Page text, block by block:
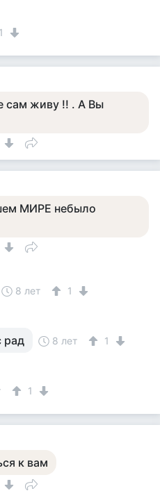
1
сам живу !! . А Вы
МИРЕ небыло
8 лет 1
рад 8 лет 1
1
к вам